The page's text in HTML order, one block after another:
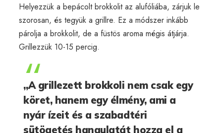
Helyezzük a bepácolt brokkolit az alufóliába, zárjuk le
szorosan, és tegyük a grillre. Ez a módszer inkább
párolja a brokkolit, de a füstös aroma mégis átjárja.
Grillezzük 10-15 percig.
„A grillezett brokkoli nem csak egy
köret, hanem egy élmény, ami a
nyár ízeit és a szabadtéri
sütögetés hangulatát hozza el a